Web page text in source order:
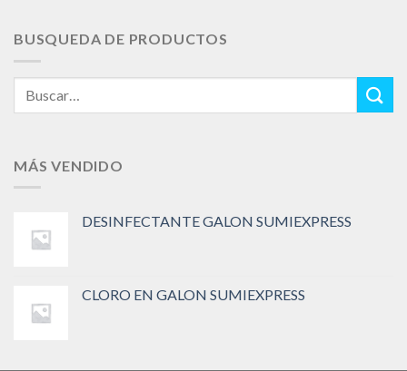
BUSQUEDA DE PRODUCTOS
MÁS VENDIDO
DESINFECTANTE GALON SUMIEXPRESS
CLORO EN GALON SUMIEXPRESS